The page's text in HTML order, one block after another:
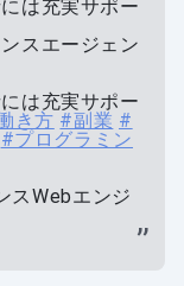
は充実サポー
スエージェン
は充実サポー
き方 #副業 #
#プログラミン
スWebエンジ